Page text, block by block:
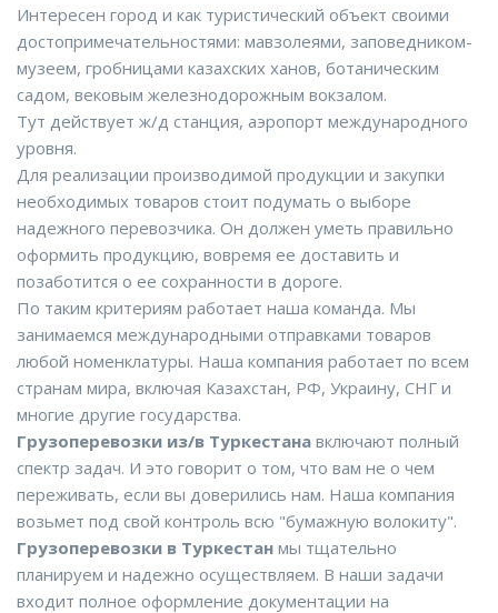
Интересен город и как туристический объект своими
достопримечательностями: мавзолеями, заповедником-
музеем, гробницами казахских ханов, ботаническим
садом, вековым железнодорожным вокзалом.
Тут действует ж/д станция, аэропорт международного
уровня.
Для реализации производимой продукции и закупки
необходимых товаров стоит подумать о выборе
надежного перевозчика. Он должен уметь правильно
оформить продукцию, вовремя ее доставить и
позаботится о ее сохранности в дороге.
По таким критериям работает наша команда. Мы
занимаемся международными отправками товаров
любой номенклатуры. Наша компания работает по всем
странам мира, включая Казахстан, РФ, Украину, СНГ и
многие другие государства.
Грузоперевозки из/в Туркестана включают полный
спектр задач. И это говорит о том, что вам не о чем
переживать, если вы доверились нам. Наша компания
возьмет под свой контроль всю "бумажную волокиту".
Грузоперевозки в Туркестан мы тщательно
планируем и надежно осуществляем. В наши задачи
входит полное оформление документации на